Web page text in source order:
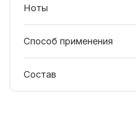
Ноты
Способ применения
Состав